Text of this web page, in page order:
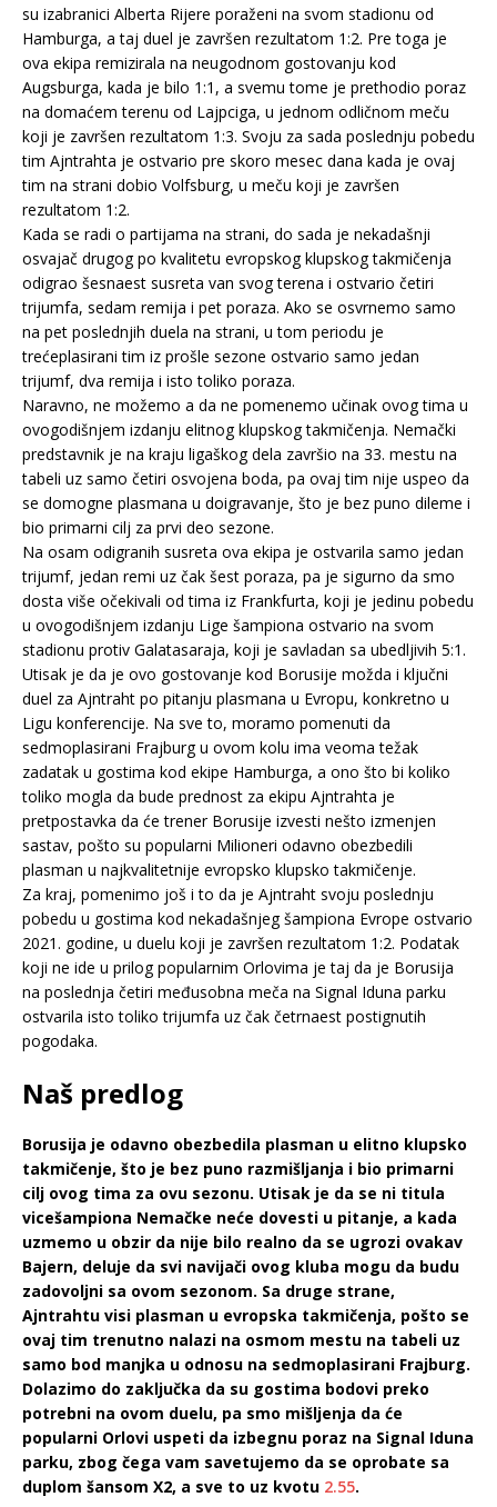
su izabranici Alberta Rijere poraženi na svom stadionu od
Hamburga, a taj duel je završen rezultatom 1:2. Pre toga je
ova ekipa remizirala na neugodnom gostovanju kod
Augsburga, kada je bilo 1:1, a svemu tome je prethodio poraz
na domaćem terenu od Lajpciga, u jednom odličnom meču
koji je završen rezultatom 1:3. Svoju za sada poslednju pobedu
tim Ajntrahta je ostvario pre skoro mesec dana kada je ovaj
tim na strani dobio Volfsburg, u meču koji je završen
rezultatom 1:2.
Kada se radi o partijama na strani, do sada je nekadašnji
osvajač drugog po kvalitetu evropskog klupskog takmičenja
odigrao šesnaest susreta van svog terena i ostvario četiri
trijumfa, sedam remija i pet poraza. Ako se osvrnemo samo
na pet poslednjih duela na strani, u tom periodu je
trećeplasirani tim iz prošle sezone ostvario samo jedan
trijumf, dva remija i isto toliko poraza.
Naravno, ne možemo a da ne pomenemo učinak ovog tima u
ovogodišnjem izdanju elitnog klupskog takmičenja. Nemački
predstavnik je na kraju ligaškog dela završio na 33. mestu na
tabeli uz samo četiri osvojena boda, pa ovaj tim nije uspeo da
se domogne plasmana u doigravanje, što je bez puno dileme i
bio primarni cilj za prvi deo sezone.
Na osam odigranih susreta ova ekipa je ostvarila samo jedan
trijumf, jedan remi uz čak šest poraza, pa je sigurno da smo
dosta više očekivali od tima iz Frankfurta, koji je jedinu pobedu
u ovogodišnjem izdanju Lige šampiona ostvario na svom
stadionu protiv Galatasaraja, koji je savladan sa ubedljivih 5:1.
Utisak je da je ovo gostovanje kod Borusije možda i ključni
duel za Ajntraht po pitanju plasmana u Evropu, konkretno u
Ligu konferencije. Na sve to, moramo pomenuti da
sedmoplasirani Frajburg u ovom kolu ima veoma težak
zadatak u gostima kod ekipe Hamburga, a ono što bi koliko
toliko mogla da bude prednost za ekipu Ajntrahta je
pretpostavka da će trener Borusije izvesti nešto izmenjen
sastav, pošto su popularni Milioneri odavno obezbedili
plasman u najkvalitetnije evropsko klupsko takmičenje.
Za kraj, pomenimo još i to da je Ajntraht svoju poslednju
pobedu u gostima kod nekadašnjeg šampiona Evrope ostvario
2021. godine, u duelu koji je završen rezultatom 1:2. Podatak
koji ne ide u prilog popularnim Orlovima je taj da je Borusija
na poslednja četiri međusobna meča na Signal Iduna parku
ostvarila isto toliko trijumfa uz čak četrnaest postignutih
pogodaka.
Naš predlog
Borusija je odavno obezbedila plasman u elitno klupsko
takmičenje, što je bez puno razmišljanja i bio primarni
cilj ovog tima za ovu sezonu. Utisak je da se ni titula
vicešampiona Nemačke neće dovesti u pitanje, a kada
uzmemo u obzir da nije bilo realno da se ugrozi ovakav
Bajern, deluje da svi navijači ovog kluba mogu da budu
zadovoljni sa ovom sezonom. Sa druge strane,
Ajntrahtu visi plasman u evropska takmičenja, pošto se
ovaj tim trenutno nalazi na osmom mestu na tabeli uz
samo bod manjka u odnosu na sedmoplasirani Frajburg.
Dolazimo do zaključka da su gostima bodovi preko
potrebni na ovom duelu, pa smo mišljenja da će
popularni Orlovi uspeti da izbegnu poraz na Signal Iduna
parku, zbog čega vam savetujemo da se oprobate sa
duplom šansom X2, a sve to uz kvotu 2.55.